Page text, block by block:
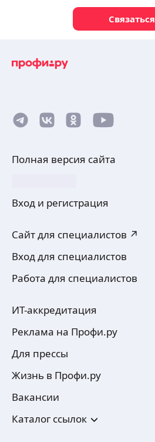
Связаться
Полная версия сайта
Вход и регистрация
Сайт для специалистов ↗
Вход для специалистов
Работа для специалистов
ИТ-аккредитация
Реклама на Профи.ру
Для прессы
Жизнь в Профи.ру
Вакансии
Каталог ссылок